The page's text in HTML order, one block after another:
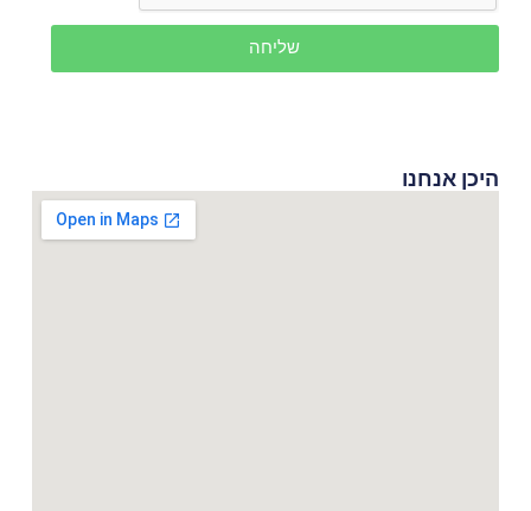
שליחה
היכן אנחנו